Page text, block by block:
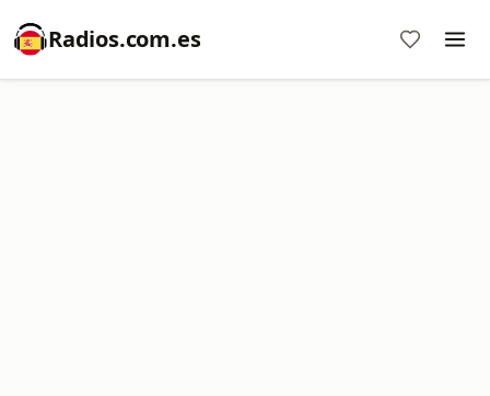
Radios.com.es